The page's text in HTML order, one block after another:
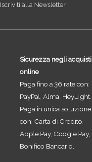
Iscriviti alla Newsletter
Sicurezza negli acquisti
online
Paga fino a 36 rate con:
PayPal, Alma, HeyLight.
Paga in unica soluzione
con: Carta di Credito,
Apple Pay, Google Pay,
Bonifico Bancario.